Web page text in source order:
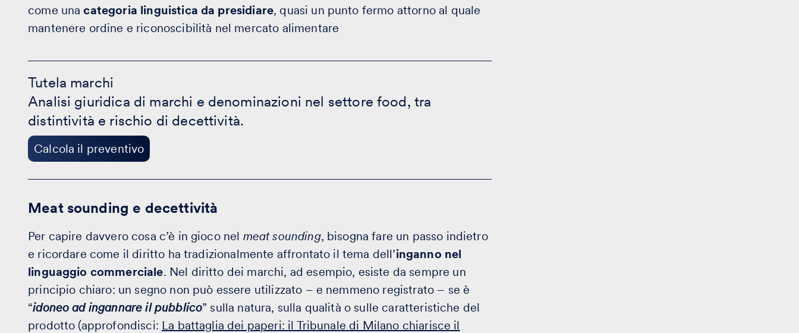
come unacategoria linguistica da presidiare, quasi un punto fermo attorno al quale
mantenere ordine e riconoscibilità nel mercato alimentare
Tutela marchi
Analisi giuridica di marchi e denominazioni nel settore food, tra
distintività e rischio di decettività.
Calcola il preventivo
marchi
Calcola
preventivo
Meat sounding e decettività
Per capire davvero cosa c’è in gioco nel meat sounding, bisogna fare un passo indietro
e ricordare come il diritto ha tradizionalmente affrontato il tema dell’inganno nel
linguaggio commerciale. Nel diritto dei marchi, ad esempio, esiste da sempre un
principio chiaro: un segno non può essere utilizzato – e nemmeno registrato – se è
“idoneo ad ingannare il pubblico” sulla natura, sulla qualità o sulle caratteristiche del
prodotto (approfondisci: La battaglia dei paperi: il Tribunale di Milano chiarisce il